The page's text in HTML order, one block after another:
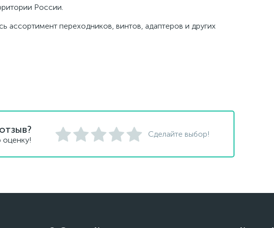
России.
переходников, винтов, адаптеров и других
оценку!
Сделайте выбор!